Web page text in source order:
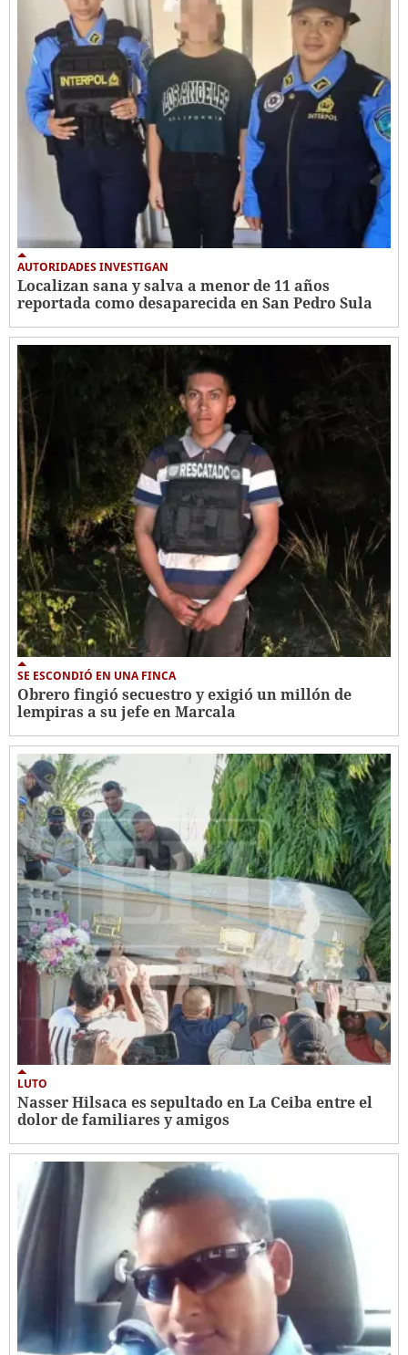
AUTORIDADES INVESTIGAN
Localizan sana y salva a menor de 11 años
reportada como desaparecida en San Pedro Sula
SE ESCONDIÓ EN UNA FINCA
Obrero fingió secuestro y exigió un millón de
lempiras a su jefe en Marcala
LUTO
Nasser Hilsaca es sepultado en La Ceiba entre el
dolor de familiares y amigos